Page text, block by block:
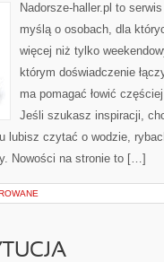
Nadorsze-haller.pl to
myślą o osobach, dla
więcej niż tylko
którym doświadczenie
ma pomagać łowić
Jeśli szukasz inspiracji,
lubisz czytać o wodzie,
Nowości na stronie to […]